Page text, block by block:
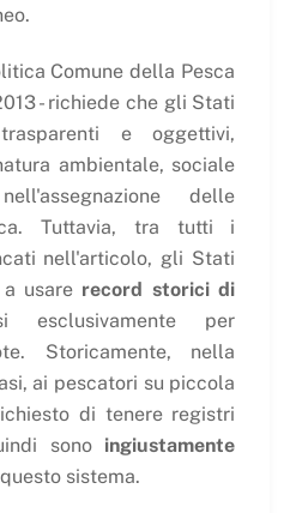
Comune della Pesca
- richiede che gli Stati
e oggettivi,
ambientale, sociale
delle
Tuttavia, tra tutti i
nell'articolo, gli Stati
usare record storici di
per
Storicamente, nella
ai pescatori su piccola
di tenere registri
sonoingiustamente
sistema.